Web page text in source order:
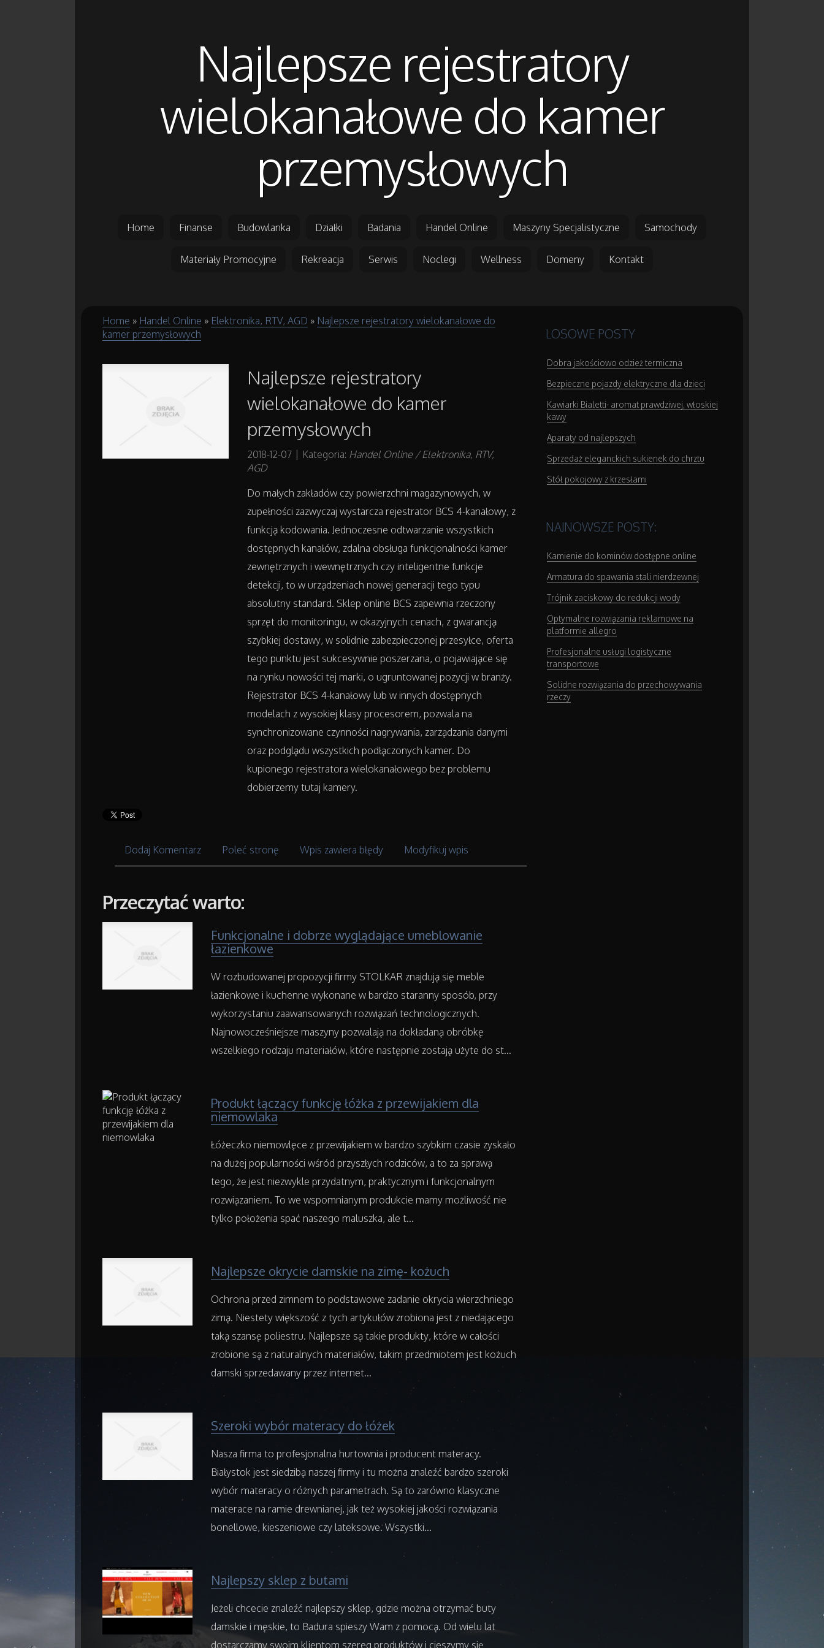
Najlepsze rejestratory
wielokanałowe do kamer
przemysłowych
Home Finanse Budowlanka Działki Badania Handel Online Maszyny Specjalistyczne Samochody
Materiały Promocyjne Rekreacja Serwis Noclegi Wellness Domeny Kontakt
Home » Handel Online » Elektronika, RTV, AGD » Najlepsze rejestratory wielokanałowe do
kamer przemysłowych
Najlepsze rejestratory
wielokanałowe do kamer
przemysłowych
2018-12-07 Kategoria: Handel Online / Elektronika, RTV,
AGD
Do małych zakładów czy powierzchni magazynowych, w
zupełności zazwyczaj wystarcza rejestrator BCS 4-kanałowy, z
funkcją kodowania. Jednoczesne odtwarzanie wszystkich
dostępnych kanałów, zdalna obsługa funkcjonalności kamer
zewnętrznych i wewnętrznych czy inteligentne funkcje
detekcji, to w urządzeniach nowej generacji tego typu
absolutny standard. Sklep online BCS zapewnia rzeczony
sprzęt do monitoringu, w okazyjnych cenach, z gwarancją
szybkiej dostawy, w solidnie zabezpieczonej przesyłce, oferta
tego punktu jest sukcesywnie poszerzana, o pojawiające się
na rynku nowości tej marki, o ugruntowanej pozycji w branży.
Rejestrator BCS 4-kanałowy lub w innych dostępnych
modelach z wysokiej klasy procesorem, pozwala na
synchronizowane czynności nagrywania, zarządzania danymi
oraz podglądu wszystkich podłączonych kamer. Do
kupionego rejestratora wielokanałowego bez problemu
dobierzemy tutaj kamery.
Dodaj Komentarz Poleć stronę Wpis zawiera błędy Modyfikuj wpis
Przeczytać warto:
Funkcjonalne i dobrze wyglądające umeblowanie
łazienkowe
W rozbudowanej propozycji firmy STOLKAR znajdują się meble
łazienkowe i kuchenne wykonane w bardzo staranny sposób, przy
wykorzystaniu zaawansowanych rozwiązań technologicznych.
Najnowocześniejsze maszyny pozwalają na dokładaną obróbkę
wszelkiego rodzaju materiałów, które następnie zostają użyte do st...
Produkt łączący funkcję łóżka z przewijakiem dla
niemowlaka
Łóżeczko niemowlęce z przewijakiem w bardzo szybkim czasie zyskało
na dużej popularności wśród przyszłych rodziców, a to za sprawą
tego, że jest niezwykle przydatnym, praktycznym i funkcjonalnym
rozwiązaniem. To we wspomnianym produkcie mamy możliwość nie
tylko położenia spać naszego maluszka, ale t...
Najlepsze okrycie damskie na zimę- kożuch
Ochrona przed zimnem to podstawowe zadanie okrycia wierzchniego
zimą. Niestety większość z tych artykułów zrobiona jest z niedającego
taką szansę poliestru. Najlepsze są takie produkty, które w całości
zrobione są z naturalnych materiałów, takim przedmiotem jest kożuch
damski sprzedawany przez internet...
Szeroki wybór materacy do łóżek
Nasza firma to profesjonalna hurtownia i producent materacy.
Białystok jest siedzibą naszej firmy i tu można znaleźć bardzo szeroki
wybór materacy o różnych parametrach. Są to zarówno klasyczne
materace na ramie drewnianej, jak też wysokiej jakości rozwiązania
bonellowe, kieszeniowe czy lateksowe. Wszystki...
Najlepszy sklep z butami
Jeżeli chcecie znaleźć najlepszy sklep, gdzie można otrzymać buty
damskie i męskie, to Badura spieszy Wam z pomocą. Od wielu lat
dostarczamy swoim klientom szereg produktów i cieszymy się
LOSOWE POSTY
Dobra jakościowo odzież termiczna
Bezpieczne pojazdy elektryczne dla dzieci
Kawiarki Bialetti- aromat prawdziwej, włoskiej
kawy
Aparaty od najlepszych
Sprzedaż eleganckich sukienek do chrztu
Stół pokojowy z krzesłami
NAJNOWSZE POSTY:
Kamienie do kominów dostępne online
Armatura do spawania stali nierdzewnej
Trójnik zaciskowy do redukcji wody
Optymalne rozwiązania reklamowe na
platformie allegro
Profesjonalne usługi logistyczne
transportowe
Solidne rozwiązania do przechowywania
rzeczy